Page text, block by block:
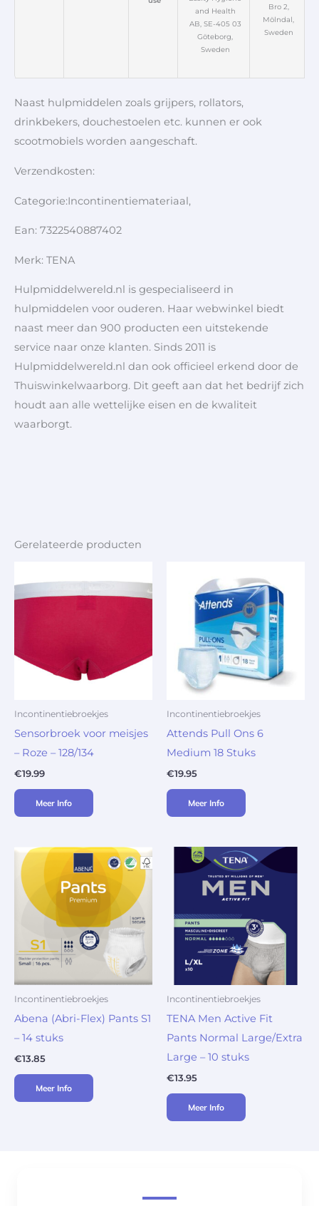
and Health
AB, SE-405 03
Göteborg,
Sweden
Bro 2,
Mölndal,
Sweden
Naast hulpmiddelen zoals grijpers, rollators,
drinkbekers, douchestoelen etc. kunnen er ook
scootmobiels worden aangeschaft.
Verzendkosten:
Categorie:Incontinentiemateriaal,
Ean: 7322540887402
Merk: TENA
Hulpmiddelwereld.nl is gespecialiseerd in
hulpmiddelen voor ouderen. Haar webwinkel biedt
naast meer dan 900 producten een uitstekende
service naar onze klanten. Sinds 2011 is
Hulpmiddelwereld.nl dan ook officieel erkend door de
Thuiswinkelwaarborg. Dit geeft aan dat het bedrijf zich
houdt aan alle wettelijke eisen en de kwaliteit
waarborgt.
Gerelateerde producten
Incontinentiebroekjes
Sensorbroek voor meisjes
– Roze – 128/134
€19.99
Meer Info
Incontinentiebroekjes
Attends Pull Ons 6
Medium 18 Stuks
€19.95
Meer Info
Incontinentiebroekjes
Abena (Abri-Flex) Pants S1
– 14 stuks
€13.85
Meer Info
Incontinentiebroekjes
TENA Men Active Fit
Pants Normal Large/Extra
Large – 10 stuks
€13.95
Meer Info